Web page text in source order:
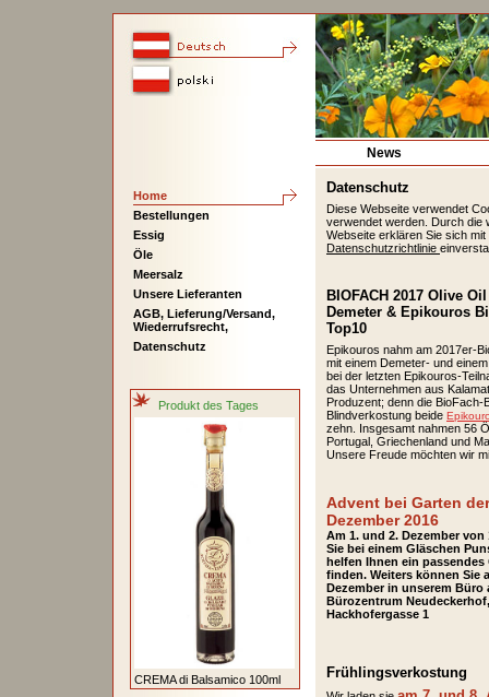
Home
Bestellungen
Essig
Öle
Meersalz
Unsere Lieferanten
AGB, Lieferung/Versand,
Wiederrufsrecht,
Datenschutz
Produkt des Tages
CREMA di Balsamico 100ml
News
Datenschutz
Diese Webseite verwendet
verwendet werden. Durch die
Webseite erklären Sie sich
Datenschutzrichtlinie
BIOFACH 2017 Olive
Demeter & Epikouros
Top10
Epikouros nahm am 2017er-
mit einem Demeter- und
bei der letzten Epikouros-
das Unternehmen aus
Produzent; denn die
Blindverkostung beide
zehn. Insgesamt nahmen 56
Portugal, Griechenland und
Unsere Freude möchten wir
Advent bei Garten
Dezember 2016
Am 1. und 2. Dezember
Sie bei einem Gläschen
helfen Ihnen ein passendes
finden. Weiters können Sie
Dezember in unserem Büro
Bürozentrum Neudeckerhof,
Hackhofergasse 1
Frühlingsverkostung